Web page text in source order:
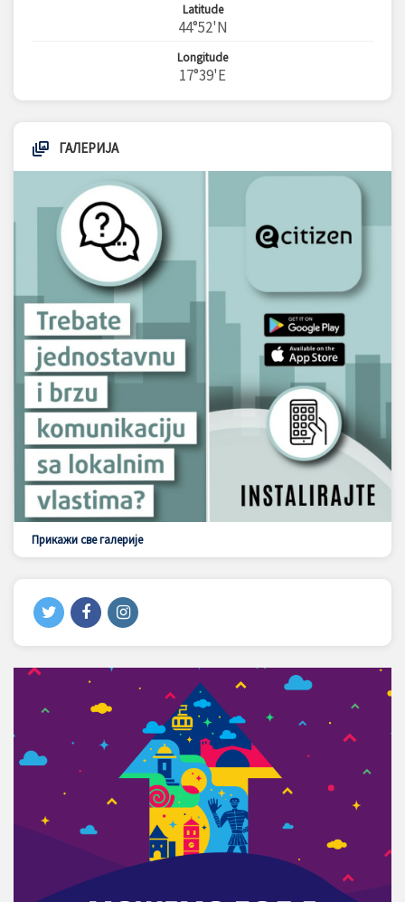
Latitude
44°52'N
Longitude
17°39'E
ГАЛЕРИЈА
Прикажи све галерије